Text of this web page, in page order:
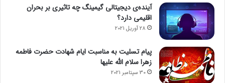
آینده‌ی دیجیتالی گیمینگ چه تاثیری بر بحران
اقلیمی دارد؟
28 آوریل 2021
پیام تسلیت به مناسبت ایام شهادت حضرت فاطمه
زهرا سلام الله علیها
30 سپتامبر 2021